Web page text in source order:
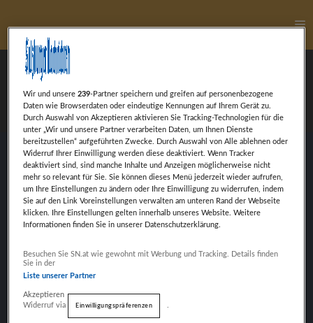
Alexander Reischl
Alexander Reischl, nominiert in der Leonidas
Kategorie Sportler des Jahres
VORHERIGER BEITRAG
Wir und unsere239-Partner speichern und greifen auf personenbezogene
Daten wie Browserdaten oder eindeutige Kennungen auf Ihrem Gerät zu.
Durch Auswahl von Akzeptieren aktivieren Sie Tracking-Technologien für die
unter „Wir und unsere Partner verarbeiten Daten, um Ihnen Dienste
bereitzustellen“ aufgeführten Zwecke. Durch Auswahl von Alle ablehnen oder
Widerruf Ihrer Einwilligung werden diese deaktiviert. Wenn Tracker
deaktiviert sind, sind manche Inhalte und Anzeigen möglicherweise nicht
mehr so relevant für Sie. Sie können dieses Menü jederzeit wieder aufrufen,
um Ihre Einstellungen zu ändern oder Ihre Einwilligung zu widerrufen, indem
Sie auf den Link Voreinstellungen verwalten am unteren Rand der Webseite
klicken. Ihre Einstellungen gelten innerhalb unseres Website. Weitere
Informationen finden Sie in unserer Datenschutzerklärung.
Besuchen Sie SN.at wie gewohnt mit Werbung und Tracking. Details finden
Sie in der
Liste unserer Partner
Akzeptieren
Widerruf via
Einwilligungspräferenzen